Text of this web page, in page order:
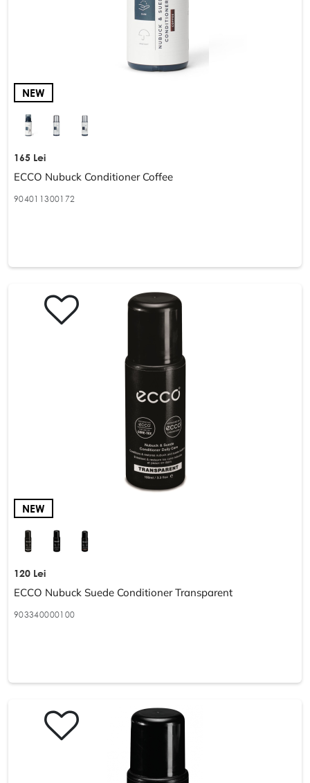
NEW
165 Lei
ECCO Nubuck Conditioner Coffee
904011300172
NEW
120 Lei
ECCO Nubuck Suede Conditioner Transparent
903340000100